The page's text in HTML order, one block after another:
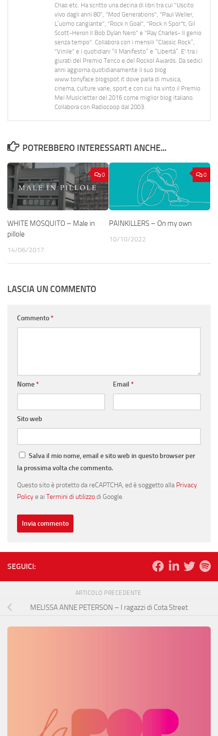
Chao etc. Ha scritto una decina di libri tra cui "Uscito
vivo dagli anni 80", "Mod Generations", "Paul Weller,
L’uomo cangiante", "Rock n Goal", "Rock n Spor"t, Gil
Scott-Heron Il Bob Dylan Nero" e "Ray Charles- Il genio
senza tempo". Collabora con i mensili “Classic Rock”,
"Vinile" e i quotidiani “Il Manifesto” e “Libertà”. E' tra i
giurati del Premio Tenco e del Rockol Awards. Da sedici
anni aggiorna quotidianamente il suo blog
www.tonyface.blogspot.it dove parla di musica,
cinema, culture varie, sport e con cui ha vinto il Premio
Mei Musicletter del 2016 come miglior blog italiano.
Collabora con Radiocoop dal 2003.
POTREBBERO INTERESSARTI ANCHE...
0
WHITE MOSQUITO – Male in
pillole
14/06/2017
0
PAINKILLERS – On my own
10/10/2022
LASCIA UN COMMENTO
Commento*
Nome* Email *
Sito web
Salva il mio nome, email e sito web in questo browser per
la prossima volta che commento.
Questo sito è protetto da reCAPTCHA, ed è soggetto alla Privacy
Policye ai Termini di utilizzodi Google.
SEGUICI:
ARTICOLO PRECEDENTE
MELISSA ANNE PETERSON – I ragazzi di Cota Street